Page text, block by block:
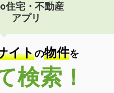
住宅・不動産
アプリ
イトの物件を
検索！